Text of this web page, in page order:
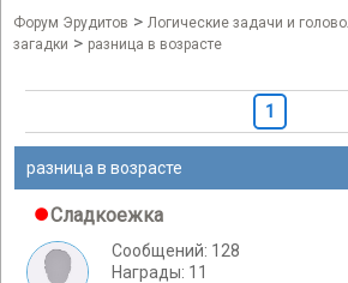
Форум Эрудитов > Логические задачи и
загадки > разница в возрасте
1
разница в возрасте
Сладкоежка
Сообщений: 128
Награды: 11